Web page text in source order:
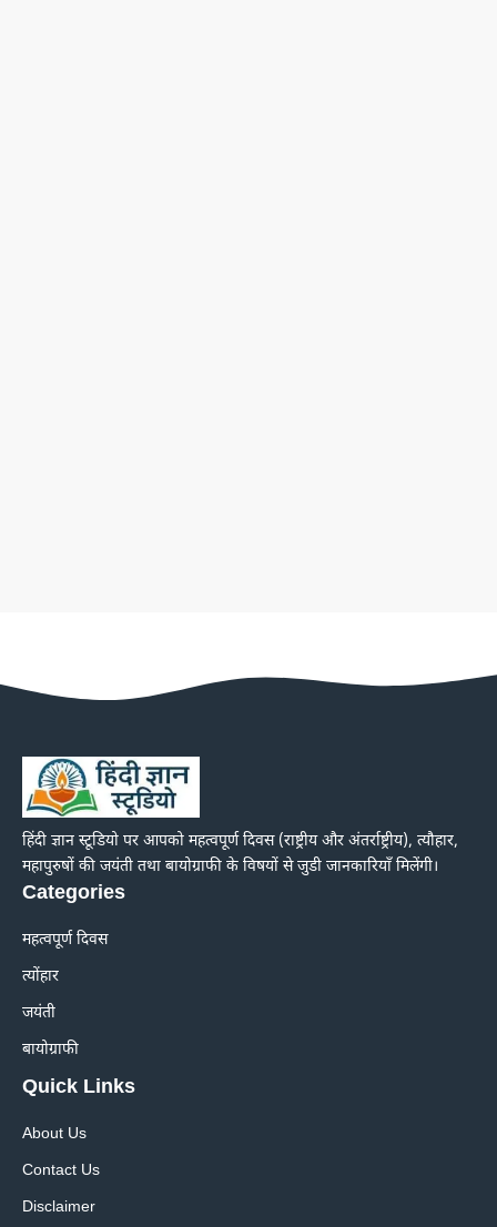
हिंदी ज्ञान स्टूडियो पर आपको महत्वपूर्ण दिवस (राष्ट्रीय और अंतर्राष्ट्रीय), त्यौहार,
महापुरुषों की जयंती तथा बायोग्राफी के विषयों से जुडी जानकारियाँ मिलेंगी।
Categories
महत्वपूर्ण दिवस
त्योंहार
जयंती
बायोग्राफी
Quick Links
About Us
Contact Us
Disclaimer